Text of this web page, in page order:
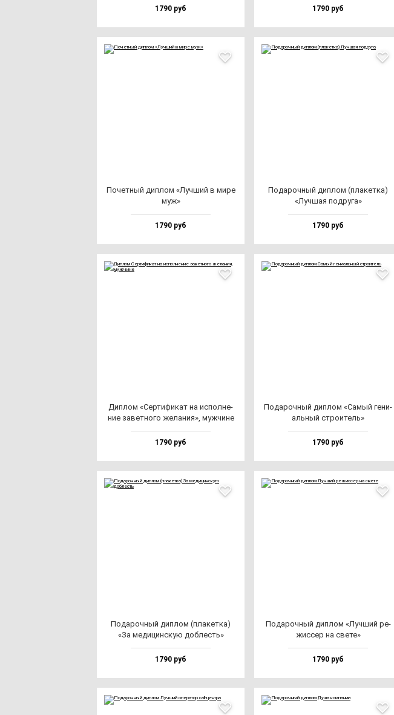
1790 руб 1790 руб
Почет­ный дип­лом «Луч­ший в ми­ре
муж»
1790 руб
Пода­роч­ный дип­лом (пла­кет­ка)
«Луч­шая под­ру­га»
1790 руб
Дип­лом «Сер­ти­фи­кат на ис­пол­не­
ние за­вет­но­го же­ла­ния», муж­чи­не
1790 руб
Пода­роч­ный дип­лом «Самый ге­ни­
аль­ный стро­итель»
1790 руб
Пода­роч­ный дип­лом (пла­кет­ка)
«За ме­ди­цин­скую доб­лесть»
1790 руб
Пода­роч­ный дип­лом «Луч­ший ре­
жис­сер на све­те»
1790 руб